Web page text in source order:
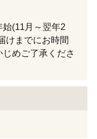
(11月～翌年2
けまでにお時間
めご了承くださ